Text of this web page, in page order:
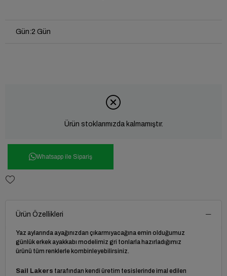
Gün:2 Gün
Ürün stoklarımızda kalmamıştır.
Whatsapp ile Sipariş
Ürün Özellikleri
Yaz aylarında ayağınızdan çıkarmıyacağına emin olduğumuz
günlük erkek ayakkabı modelimiz gri tonlarla hazırladığımız
ürünü tüm renklerle kombinleyebilirsiniz.
Sail Lakers tarafından kendi üretim tesislerinde imal edilen